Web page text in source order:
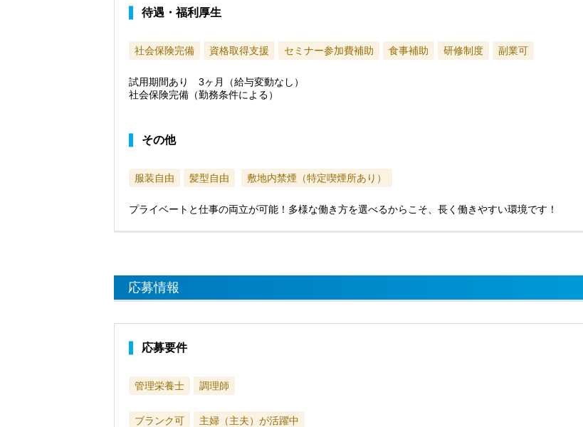
待遇・福利厚生
社会保険完備 資格取得支援 セミナー参加費補助 食事補助 研修制度 副業可
試用期間あり 3ヶ月（給与変動なし）
社会保険完備（勤務条件による）
その他
服装自由 髪型自由 敷地内禁煙（特定喫煙所あり）
プライベートと仕事の両立が可能！多様な働き方を選べるからこそ、長く働きやすい環境です！
応募情報
応募要件
管理栄養士 調理師
ブランク可 主婦（主夫）が活躍中